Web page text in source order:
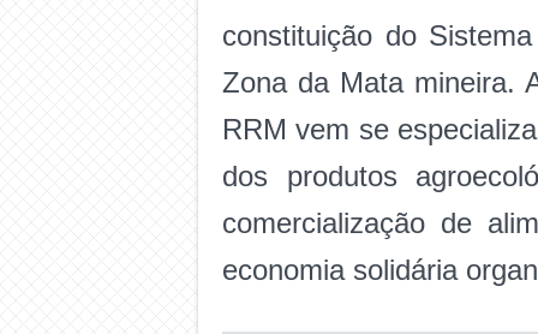
constituição do
Zona da Mata mineira.
RRM vem se
dos produtos
comercialização de
economia solidária